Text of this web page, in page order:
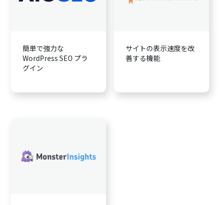
簡単で強力な
WordPress SEO プラ
グイン
サイトの表示速度を改
善する機能